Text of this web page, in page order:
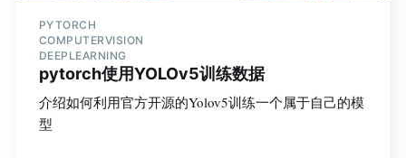
PYTORCH
COMPUTERVISION
DEEPLEARNING
pytorch使用YOLOv5训练数据
介绍如何利用官方开源的Yolov5训练一个属于自己的模
型